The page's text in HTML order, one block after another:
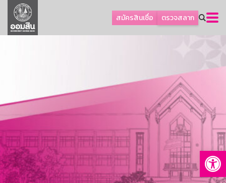
สมัครสินเชื่อ ตรวจสลาก
ลูกค้าธุรกิจ
ลูกค้าผู้ประกอบรายย่อย
การพัฒนาที่ยั่งยืน
ข่าวสาร
บริการทางการเงิน
อื่นๆ
ติดต่อเรา